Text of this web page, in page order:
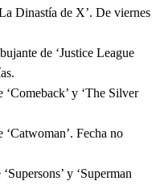
Dinastía de X’. De viernes
de ‘Justice League
y ‘The Silver
Fecha no
y ‘Superman